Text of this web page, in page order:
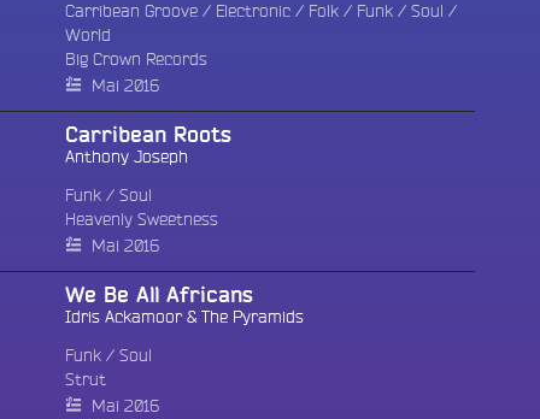
Carribean Groove / Electronic / Folk / Funk / Soul /
World
Big Crown Records
Mai 2016
Carribean Roots
Anthony Joseph
Funk / Soul
Heavenly Sweetness
Mai 2016
We Be All Africans
Idris Ackamoor & The Pyramids
Funk / Soul
Strut
Mai 2016